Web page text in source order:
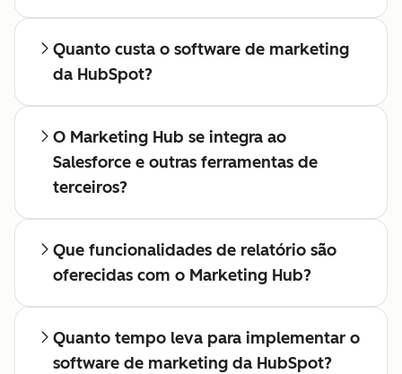
Quanto custa o software de marketing
da HubSpot?
O Marketing Hub se integra ao
Salesforce e outras ferramentas de
terceiros?
Que funcionalidades de relatório são
oferecidas com o Marketing Hub?
Quanto tempo leva para implementar o
software de marketing da HubSpot?